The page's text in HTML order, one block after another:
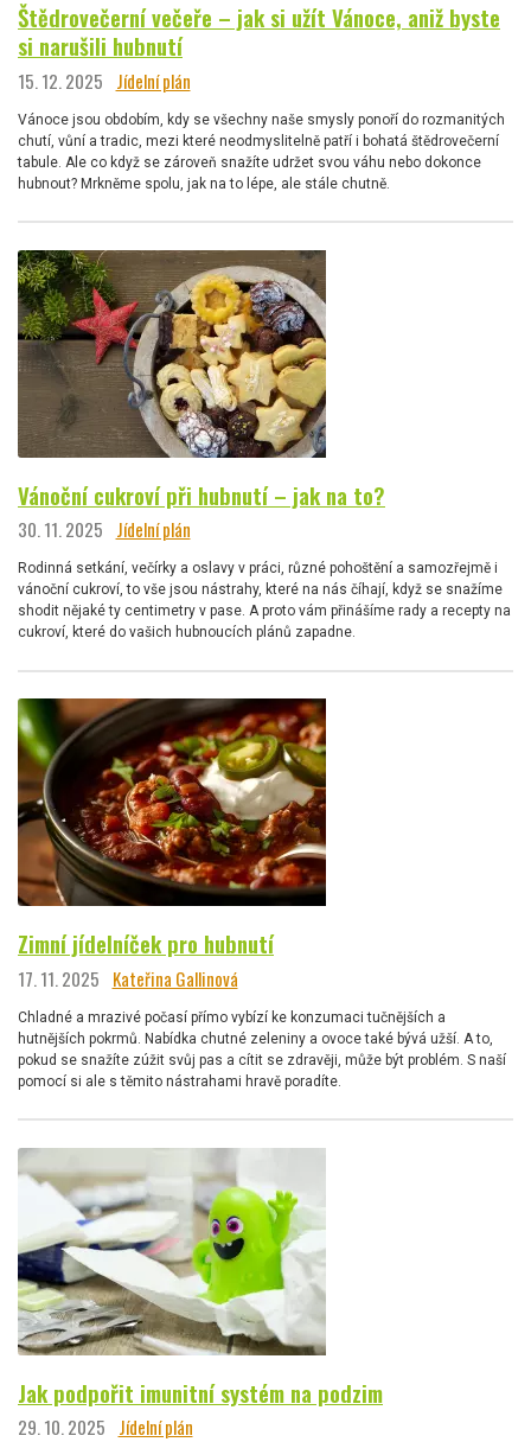
Štědrovečerní večeře – jak si užít Vánoce, aniž byste
si narušili hubnutí
15. 12. 2025 Jídelní plán
Vánoce jsou obdobím, kdy se všechny naše smysly ponoří do rozmanitých
chutí, vůní a tradic, mezi které neodmyslitelně patří i bohatá štědrovečerní
tabule. Ale co když se zároveň snažíte udržet svou váhu nebo dokonce
hubnout? Mrkněme spolu, jak na to lépe, ale stále chutně.
Vánoční cukroví při hubnutí – jak na to?
30. 11. 2025 Jídelní plán
Rodinná setkání, večírky a oslavy v práci, různé pohoštění a samozřejmě i
vánoční cukroví, to vše jsou nástrahy, které na nás číhají, když se snažíme
shodit nějaké ty centimetry v pase. A proto vám přinášíme rady a recepty na
cukroví, které do vašich hubnoucích plánů zapadne.
Zimní jídelníček pro hubnutí
17. 11. 2025 Kateřina Gallinová
Chladné a mrazivé počasí přímo vybízí ke konzumaci tučnějších a
hutnějších pokrmů. Nabídka chutné zeleniny a ovoce také bývá užší. A to,
pokud se snažíte zúžit svůj pas a cítit se zdravěji, může být problém. S naší
pomocí si ale s těmito nástrahami hravě poradíte.
Jak podpořit imunitní systém na podzim
29. 10. 2025 Jídelní plán